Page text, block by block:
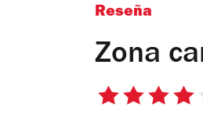
Reseña
Zona
4